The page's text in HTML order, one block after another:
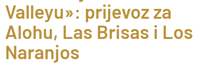
Valleyu»: prijevoz za
Alohu, Las Brisas i Los
Naranjos